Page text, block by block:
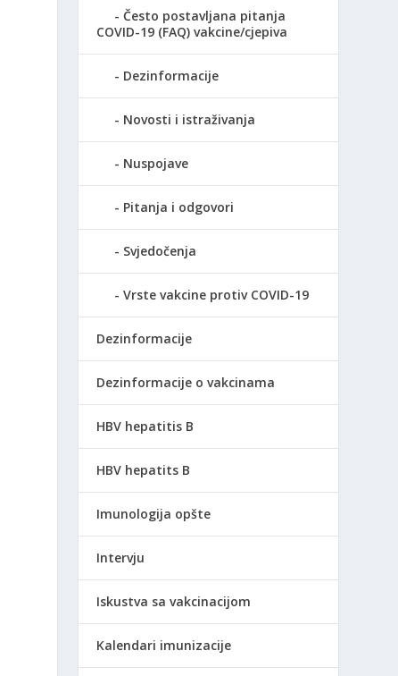
Često postavljana pitanja
COVID-19 (FAQ) vakcine/cjepiva
Dezinformacije
Novosti i istraživanja
Nuspojave
Pitanja i odgovori
Svjedočenja
Vrste vakcine protiv COVID-19
Dezinformacije
Dezinformacije o vakcinama
HBV hepatitis B
HBV hepatits B
Imunologija opšte
Intervju
Iskustva sa vakcinacijom
Kalendari imunizacije